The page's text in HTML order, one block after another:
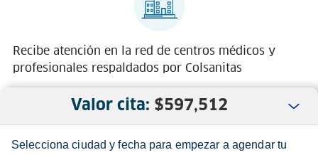
Valor cita: $597,512
Selecciona ciudad y fecha para empezar a agendar tu
Recibe atención en la red de centros médicos y
profesionales respaldados por Colsanitas